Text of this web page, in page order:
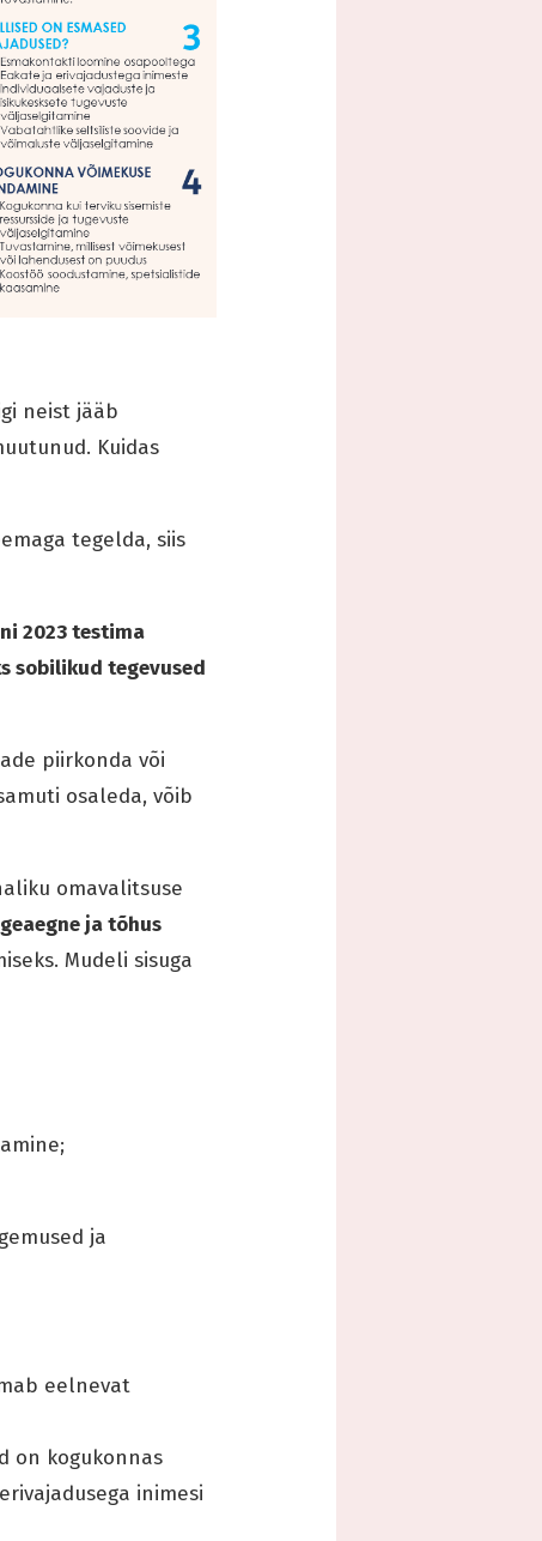
neist jääb
Kuidas
tegelda, siis
2023 testima
sobilikud tegevused
piirkonda või
osaleda, võib
omavalitsuse
ja tõhus
Mudeli sisuga
ja
eelnevat
on kogukonnas
inimesi